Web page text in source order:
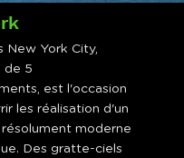
New York City,
de 5
est l'occasion
les réalisation d'un
moderne
Des gratte-ciels